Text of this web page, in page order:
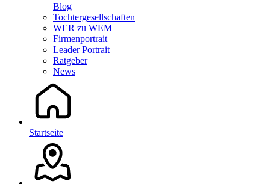
Blog
Tochtergesellschaften
WER zu WEM
Firmenportrait
Leader Portrait
Ratgeber
News
Startseite